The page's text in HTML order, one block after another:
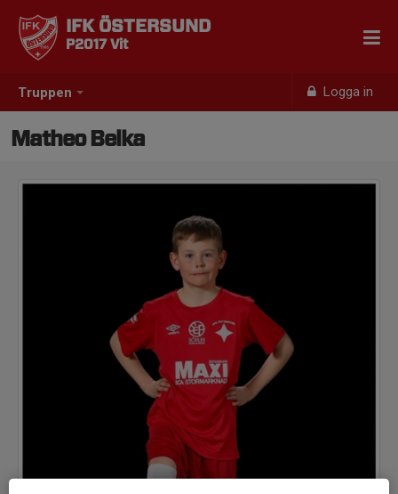
Truppen Logga in
IFK ÖSTERSUND
P2017 Vit
Matheo Belka